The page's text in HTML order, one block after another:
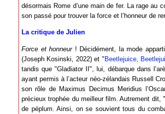
désormais Rome d’une main de fer. La rage au
son passé pour trouver la force et l’honneur de
La critique de Julien
Force et honneur! Décidément, la mode
(Joseph Kosinski, 2022) et "Beetlejuice,
tandis que "Gladiator II", lui, débarque dans
ayant permis à l’acteur néo-zélandais Russell
son rôle de Maximus Decimus Meridius
précieux trophée du meilleur film. Autrement
de péplum. Ainsi, on se souvient tous du